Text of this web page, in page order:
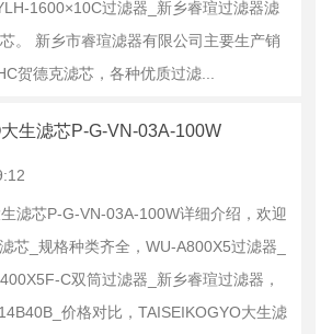
1600×10C过滤器_新乡睿瑄过滤器滤
。 新乡市睿瑄滤器有限公司主要生产销
贺德克滤芯，各种优质过滤...
生滤芯P-G-VN-03A-100W
滤芯P-G-VN-03A-100W详细介绍，欢迎
芯_规格种类齐全，WU-A800X5过滤器_
C双筒过滤器_新乡睿瑄过滤器，
价格对比，TAISEIKOGYO大生滤